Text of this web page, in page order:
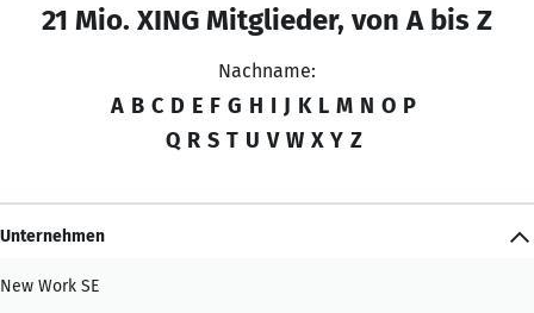
21 Mio. XING Mitglieder, von A bis Z
Nachname:
A B C D E F G H I J K L M N O P
Q R S T U V W X Y Z
Unternehmen
New Work SE